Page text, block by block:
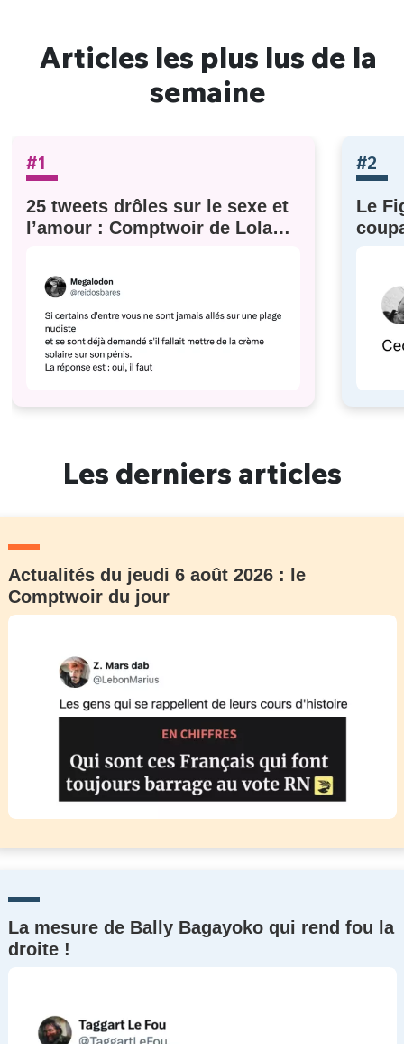
Articles les plus lus de la
semaine
#1
25 tweets drôles sur le sexe et
l’amour : Comptwoir de Lola
#2
Le
Les derniers articles
Actualités du jeudi 6 août 2026 : le
Comptwoir du jour
La mesure de Bally Bagayoko qui rend fou la
droite !